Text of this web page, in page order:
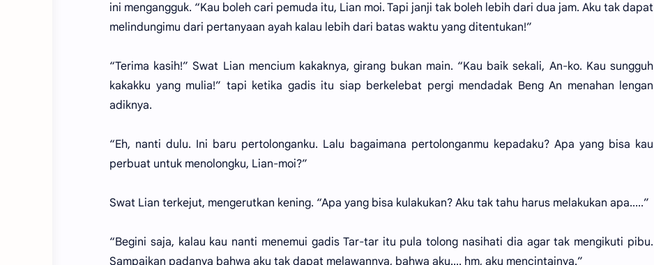
ini mengangguk. “Kau boleh cari pemuda itu, Lian moi. Tapi janji tak boleh lebih dari dua jam. Aku tak dapat
melindungimu dari pertanyaan ayah kalau lebih dari batas waktu yang ditentukan!”
“Terima kasih!” Swat Lian mencium kakaknya, girang bukan main. “Kau baik sekali, An-ko. Kau sungguh
kakakku yang mulia!” tapi ketika gadis itu siap berkelebat pergi mendadak Beng An menahan lengan
adiknya.
“Eh, nanti dulu. Ini baru pertolonganku. Lalu bagaimana pertolonganmu kepadaku? Apa yang bisa kau
perbuat untuk menolongku, Lian-moi?”
Swat Lian terkejut, mengerutkan kening. “Apa yang bisa kulakukan? Aku tak tahu harus melakukan apa.....”
“Begini saja, kalau kau nanti menemui gadis Tar-tar itu pula tolong nasihati dia agar tak mengikuti pibu.
Sampaikan padanya bahwa aku tak dapat melawannya, bahwa aku.... hm, aku mencintainya.”